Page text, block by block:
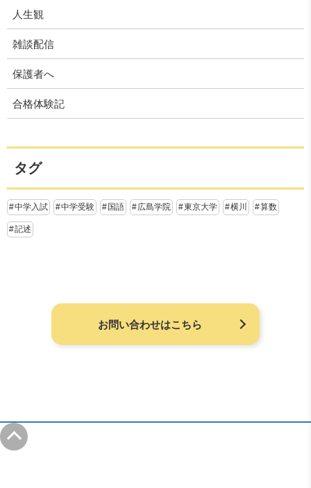
人生観
雑談配信
保護者へ
合格体験記
タグ
中学入試 中学受験 国語 広島学院 東京大学 横川 算数
記述
お問い合わせはこちら